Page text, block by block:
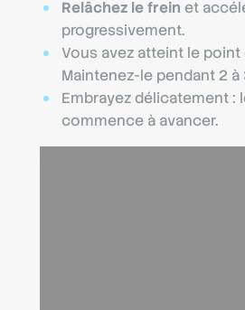
Relâchez le frein et
progressivement.
Vous avez atteint le point
Maintenez-le pendant 2
Embrayez délicatement :
commence à avancer.